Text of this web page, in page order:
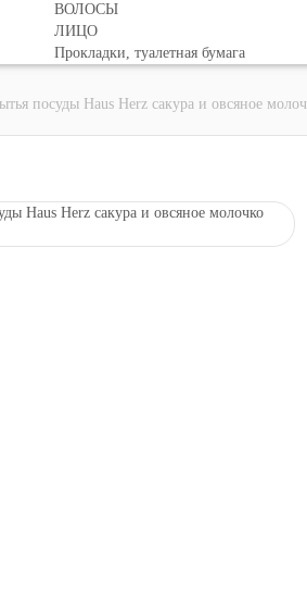
ВОЛОСЫ
ЛИЦО
Прокладки, туалетная бумага
посуды Haus Herz сакура и овсяное